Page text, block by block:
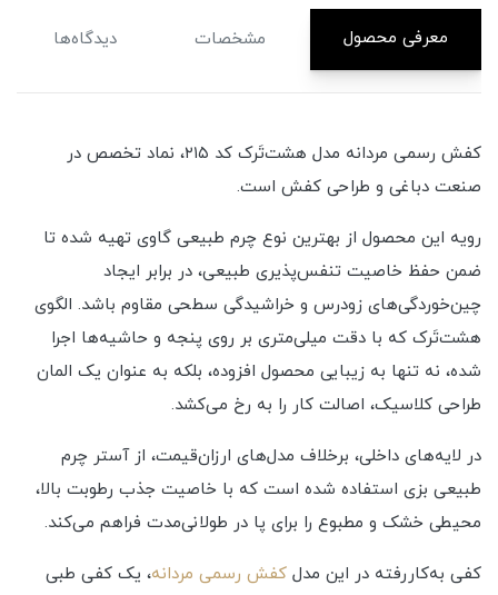
معرفی محصول مشخصات دیدگاه‌ها
کفش رسمی مردانه مدل هشت‌تَرک کد ۲۱۵، نماد تخصص در
صنعت دباغی و طراحی کفش است.
رویه این محصول از بهترین نوع چرم طبیعی گاوی تهیه شده تا
ضمن حفظ خاصیت تنفس‌پذیری طبیعی، در برابر ایجاد
چین‌خوردگی‌های زودرس و خراشیدگی سطحی مقاوم باشد. الگوی
هشت‌تَرک که با دقت میلی‌متری بر روی پنجه و حاشیه‌ها اجرا
شده، نه تنها به زیبایی محصول افزوده، بلکه به عنوان یک المان
طراحی کلاسیک، اصالت کار را به رخ می‌کشد.
در لایه‌های داخلی، برخلاف مدل‌های ارزان‌قیمت، از آستر چرم
طبیعی بزی استفاده شده است که با خاصیت جذب رطوبت بالا،
محیطی خشک و مطبوع را برای پا در طولانی‌مدت فراهم می‌کند.
کفی به‌کاررفته در این مدل کفش رسمی مردانه، یک کفی طبی